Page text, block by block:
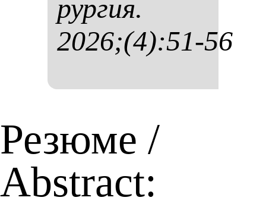
рур­гия.
2026;(4):51-56
Резюме /
Abstract: